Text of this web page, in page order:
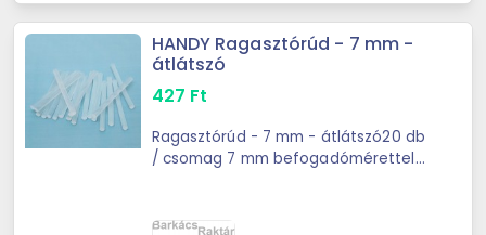
HANDY Ragasztórúd - 7 mm -
átlátszó
427 Ft
Ragasztórúd - 7 mm - átlátszó20 db
/ csomag 7 mm befogadómérettel
megolvad, amely a pisztoly ...